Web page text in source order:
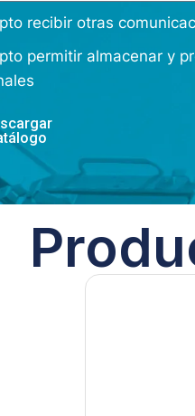
recibir otras
permitir almacenar y